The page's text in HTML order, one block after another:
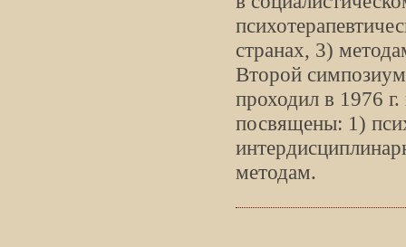
странах, 3)
Второй симпозиум
проходил в 1976
посвящены: 1)
методам.